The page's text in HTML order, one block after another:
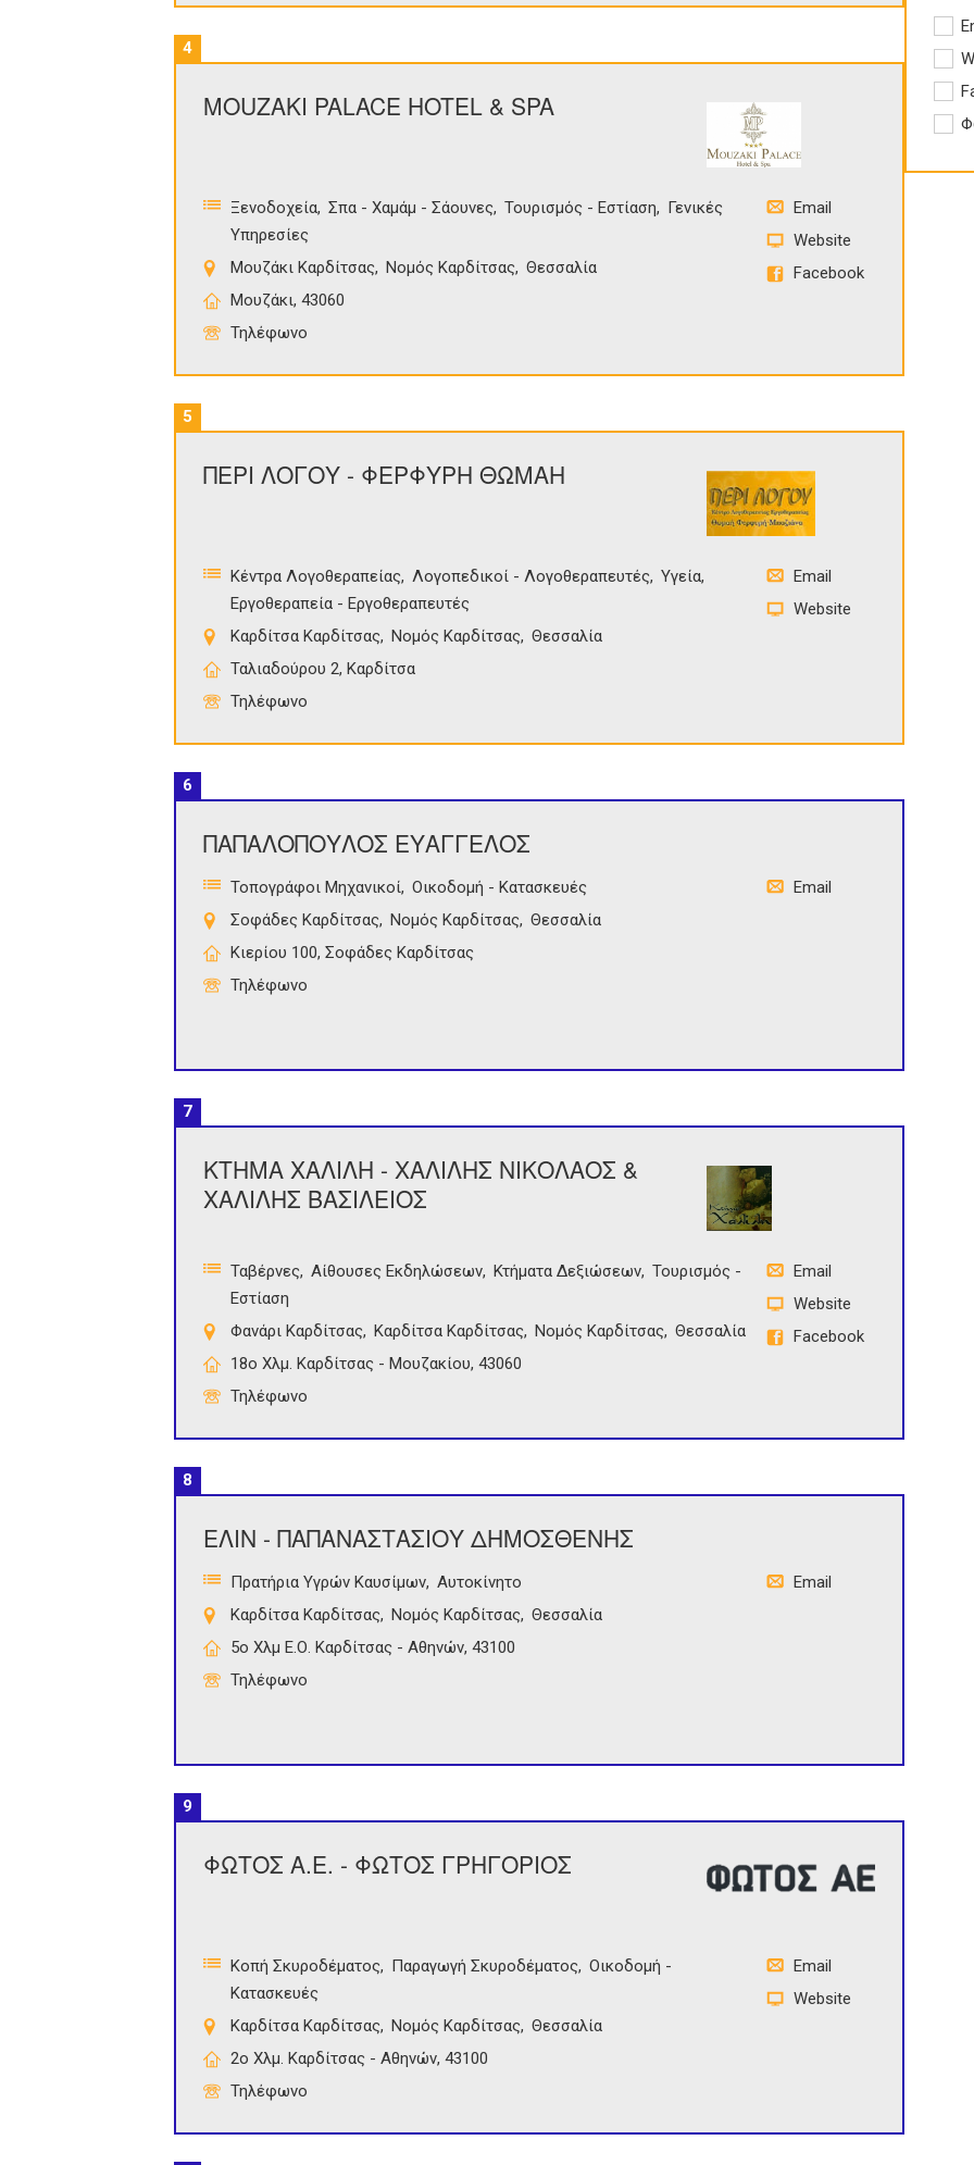
4
MOUZAKI PALACE HOTEL & SPA
Ξενοδοχεία Σπα - Χαμάμ - Σάουνες Τουρισμός - Εστίαση
Γενικές
Υπηρεσίες
Μουζάκι Καρδίτσας
Νομός Καρδίτσας
Θεσσαλία
Μουζάκι, 43060
Τηλέφωνο
Email
Website
Facebook
5
ΠΕΡΙ ΛΟΓΟΥ - ΦΕΡΦΥΡΗ ΘΩΜΑΗ
Κέντρα Λογοθεραπείας Λογοπεδικοί - Λογοθεραπευτές
Υγεία
Εργοθεραπεία - Εργοθεραπευτές
Καρδίτσα Καρδίτσας
Νομός Καρδίτσας
Θεσσαλία
Ταλιαδούρου 2, Καρδίτσα
Τηλέφωνο
Email
Website
6
ΠΑΠΑΛΟΠΟΥΛΟΣ ΕΥΑΓΓΕΛΟΣ
Τοπογράφοι Μηχανικοί Οικοδομή - Κατασκευές
Σοφάδες Καρδίτσας
Νομός Καρδίτσας
Θεσσαλία
Κιερίου 100, Σοφάδες Καρδίτσας
Τηλέφωνο
Email
7
ΚΤΗΜΑ ΧΑΛΙΛΗ - ΧΑΛΙΛΗΣ ΝΙΚΟΛΑΟΣ &
ΧΑΛΙΛΗΣ ΒΑΣΙΛΕΙΟΣ
Ταβέρνες Αίθουσες Εκδηλώσεων Κτήματα Δεξιώσεων Τουρισμός -
Εστίαση
Φανάρι Καρδίτσας
Καρδίτσα Καρδίτσας Νομός Καρδίτσας
Θεσσαλία
18ο Χλμ. Καρδίτσας - Μουζακίου, 43060
Τηλέφωνο
Email
Website
Facebook
8
ΕΛΙΝ - ΠΑΠΑΝΑΣΤΑΣΙΟΥ ΔΗΜΟΣΘΕΝΗΣ
Πρατήρια Υγρών Καυσίμων Αυτοκίνητο
Καρδίτσα Καρδίτσας
Νομός Καρδίτσας
Θεσσαλία
5ο Χλμ Ε.Ο. Καρδίτσας - Αθηνών, 43100
Τηλέφωνο
Email
9
ΦΩΤΟΣ Α.Ε. - ΦΩΤΟΣ ΓΡΗΓΟΡΙΟΣ
Κοπή Σκυροδέματος Παραγωγή Σκυροδέματος
Οικοδομή -
Κατασκευές
Καρδίτσα Καρδίτσας
Νομός Καρδίτσας
Θεσσαλία
2ο Χλμ. Καρδίτσας - Αθηνών, 43100
Τηλέφωνο
Email
Website